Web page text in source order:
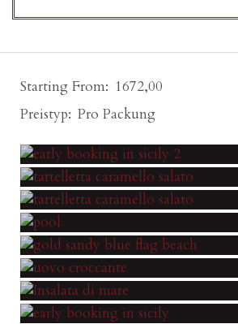
Starting From 1672,00
Preistyp Pro Packung